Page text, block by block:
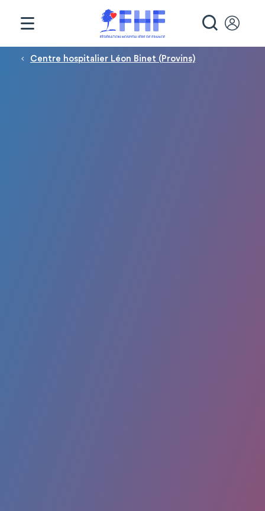
Fil d'Ariane
Centre hospitalier Léon Binet (Provins)
Panneau de gestion des cookies